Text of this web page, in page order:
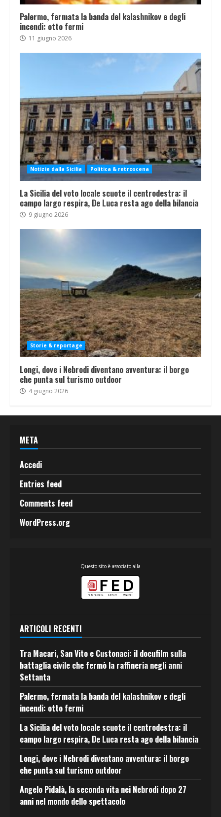
Palermo, fermata la banda del kalashnikov e degli
incendi: otto fermi
11 giugno 2026
Notizie dalla Sicilia Politica & retroscena
La Sicilia del voto locale scuote il centrodestra: il
campo largo respira, De Luca resta ago della bilancia
9 giugno 2026
Storie & reportage
Longi, dove i Nebrodi diventano avventura: il borgo
che punta sul turismo outdoor
4 giugno 2026
META
Accedi
Entries feed
Comments feed
WordPress.org
Questo sito è associato alla
ARTICOLI RECENTI
Tra Macari, San Vito e Custonaci: il docufilm sulla
battaglia civile che fermò la raffineria negli anni
Settanta
Palermo, fermata la banda del kalashnikov e degli
incendi: otto fermi
La Sicilia del voto locale scuote il centrodestra: il
campo largo respira, De Luca resta ago della bilancia
Longi, dove i Nebrodi diventano avventura: il borgo
che punta sul turismo outdoor
Angelo Pidalà, la seconda vita nei Nebrodi dopo 27
anni nel mondo dello spettacolo